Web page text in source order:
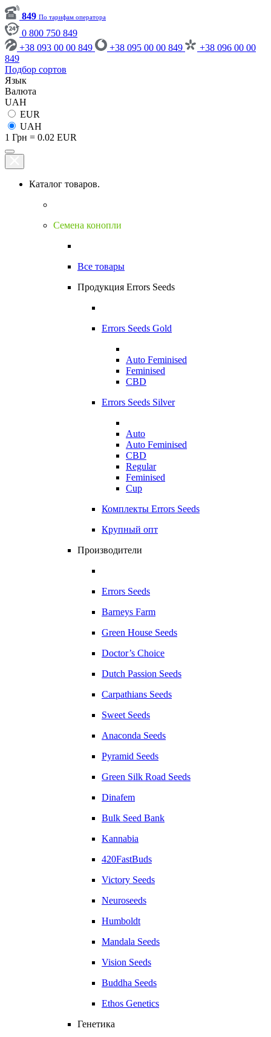
849 По тарифам оператора
0 800 750 849
+38 093 00 00 849
+38 095 00 00 849
+38 096 00 00
849
Подбор сортов
Язык
Валюта
UAH
EUR
UAH
1 Грн = 0.02 EUR
Каталог товаров.
Семена конопли
Все товары
Продукция Errors Seeds
Errors Seeds Gold
Auto Feminised
Feminised
CBD
Errors Seeds Silver
Auto
Auto Feminised
CBD
Regular
Feminised
Cup
Комплекты Errors Seeds
Крупный опт
Производители
Errors Seeds
Barneys Farm
Green House Seeds
Doctor’s Choice
Dutch Passion Seeds
Carpathians Seeds
Sweet Seeds
Anaconda Seeds
Pyramid Seeds
Green Silk Road Seeds
Dinafem
Bulk Seed Bank
Kannabia
420FastBuds
Victory Seeds
Neuroseeds
Humboldt
Mandala Seeds
Vision Seeds
Buddha Seeds
Ethos Genetics
Генетика